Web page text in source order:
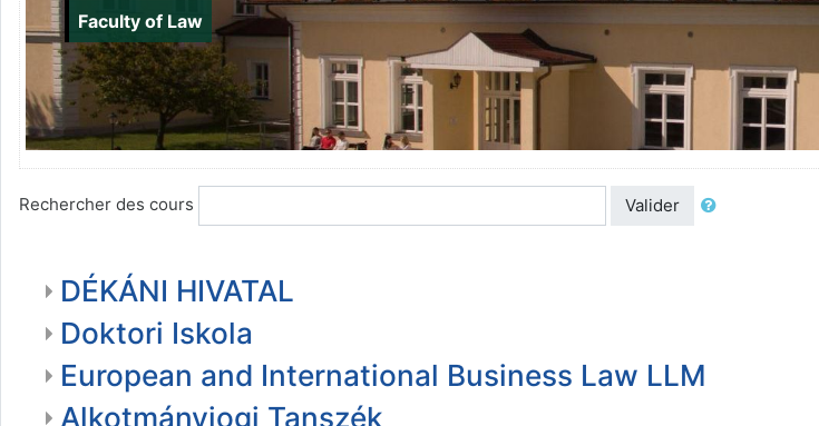
Faculty of Law
Rechercher des cours Valider
DÉKÁNI HIVATAL
Doktori Iskola
European and International Business Law LLM
Alkotmányjogi Tanszék